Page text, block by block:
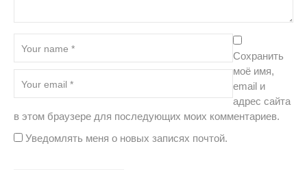
Сохранить
моё имя,
email и
адрес сайта
в этом браузере для последующих моих комментариев.
Уведомлять меня о новых записях почтой.